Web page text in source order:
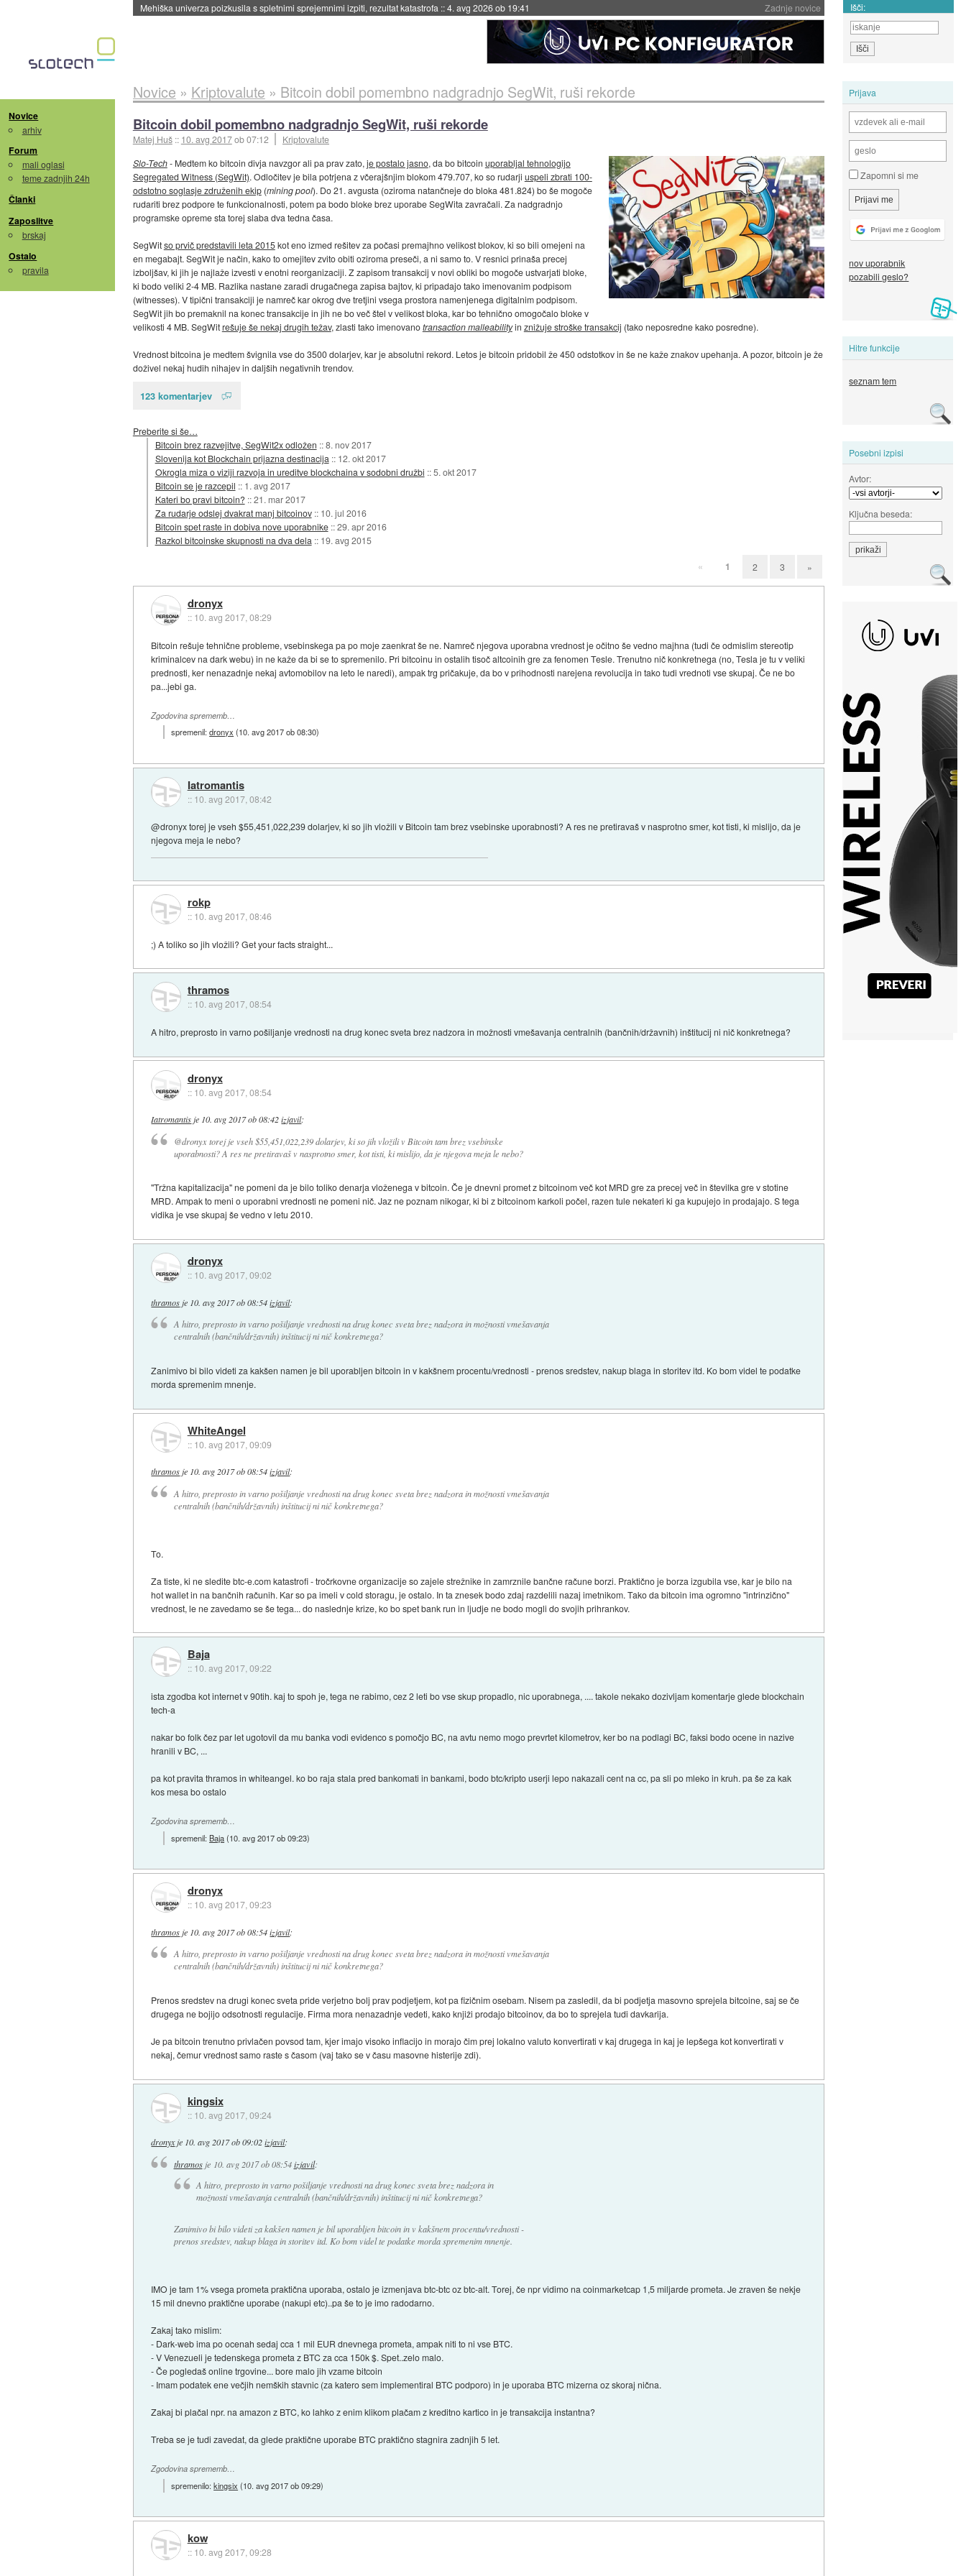
Zadnje novice
Evropska vesoljska agencija razvija svojo raketo za večkratno uporabo::4. avg 2026 ob 19:41 Išči:
Novice
arhiv
Forum
mali oglasi
teme zadnjih 24h
Članki
Zaposlitve
brskaj
Ostalo
pravila
Prijava
Zapomni si me
nov uporabnik
pozabili geslo?
Hitre funkcije
seznam tem
Posebni izpisi
Avtor:
Ključna beseda:
Novice » Kriptovalute » Bitcoin dobil pomembno nadgradnjo SegWit, ruši rekorde
Bitcoin dobil pomembno nadgradnjo SegWit, ruši rekorde
Matej Huš :: 10. avg 2017ob 07:12
Kriptovalute
Slo-Tech- Medtem ko bitcoin divja navzgor ali pa prav zato, je postalo jasno, da bo bitcoin uporabljal tehnologijo
Segregated Witness (SegWit). Odločitev je bila potrjena z včerajšnjim blokom 479.707, ko so rudarji uspeli zbrati 100-
odstotno soglasje združenih ekip(mining pool). Do 21. avgusta (oziroma natančneje do bloka 481.824) bo še mogoče
rudariti brez podpore te funkcionalnosti, potem pa bodo bloke brez uporabe SegWita zavračali. Za nadgradnjo
programske opreme sta torej slaba dva tedna časa.
SegWitso prvič predstavili leta 2015kot eno izmed rešitev za počasi premajhno velikost blokov, ki so bili omejeni na
en megabajt. SegWit je način, kako to omejitev zvito obiti oziroma preseči, a ni samo to. V resnici prinaša precej
izboljšav, ki jih je najlaže izvesti v enotni reorganizaciji. Z zapisom transakcij v novi obliki bo mogoče ustvarjati bloke,
ki bodo veliki 2-4 MB. Razlika nastane zaradi drugačnega zapisa bajtov, ki pripadajo tako imenovanim podpisom
(witnesses). V tipični transakciji je namreč kar okrog dve tretjini vsega prostora namenjenega digitalnim podpisom.
SegWit jih bo premaknil na konec transakcije in jih ne bo več štel v velikost bloka, kar bo tehnično omogočalo bloke v
velikosti 4 MB. SegWitrešuje še nekaj drugih težav, zlasti tako imenovanotransaction malleabilityin znižuje stroške transakcij (tako neposredne kako posredne).
Vrednost bitcoina je medtem švignila vse do 3500 dolarjev, kar je absolutni rekord. Letos je bitcoin pridobil že 450 odstotkov in še ne kaže znakov upehanja. A pozor, bitcoin je že
doživel nekaj hudih nihajev in daljših negativnih trendov.
123 komentarjev
Preberite si še…
Bitcoin brez razvejitve, SegWit2x odložen ::8. nov 2017
Slovenija kot Blockchain prijazna destinacija :: 12. okt 2017
Okrogla miza o viziji razvoja in ureditve blockchaina v sodobni družbi ::5. okt 2017
Bitcoin se je razcepil :: 1. avg 2017
Kateri bo pravi bitcoin? ::21. mar 2017
Za rudarje odslej dvakrat manj bitcoinov :: 10. jul 2016
Bitcoin spet raste in dobiva nove uporabnike ::29. apr 2016
Razkol bitcoinske skupnosti na dva dela :: 19. avg 2015
« 1 2 3 »
dronyx
:: 10. avg 2017, 08:29
Bitcoin rešuje tehnične probleme, vsebinskega pa po moje zaenkrat še ne. Namreč njegova uporabna vrednost je očitno še vedno majhna (tudi če odmislim stereotip
kriminalcev na dark webu) in ne kaže da bi se to spremenilo. Pri bitcoinu in ostalih tisoč altcoinih gre za fenomen Tesle. Trenutno nič konkretnega (no, Tesla je tu v veliki
prednosti, ker nenazadnje nekaj avtomobilov na leto le naredi), ampak trg pričakuje, da bo v prihodnosti narejena revolucija in tako tudi vrednoti vse skupaj. Če ne bo
pa...jebi ga.
Zgodovina sprememb…
spremenil:dronyx (10. avg 2017 ob 08:30)
Iatromantis
:: 10. avg 2017, 08:42
@dronyx torej je vseh $55,451,022,239 dolarjev, ki so jih vložili v Bitcoin tam brez vsebinske uporabnosti? A res ne pretiravaš v nasprotno smer, kot tisti, ki mislijo, da je
njegova meja le nebo?
rokp
:: 10. avg 2017, 08:46
;) A toliko so jih vložili? Get your facts straight...
thramos
:: 10. avg 2017, 08:54
A hitro, preprosto in varno pošiljanje vrednosti na drug konec sveta brez nadzora in možnosti vmešavanja centralnih (bančnih/državnih) inštitucij ni nič konkretnega?
dronyx
:: 10. avg 2017, 08:54
Iatromantisje 10. avg 2017 ob 08:42 izjavil:
@dronyx torej je vseh $55,451,022,239 dolarjev, ki so jih vložili v Bitcoin tam brez vsebinske
uporabnosti? A res ne pretiravaš v nasprotno smer, kot tisti, ki mislijo, da je njegova meja le nebo?
"Tržna kapitalizacija" ne pomeni da je bilo toliko denarja vloženega v bitcoin. Če je dnevni promet z bitcoinom več kot MRD gre za precej več in številka gre v stotine
MRD. Ampak to meni o uporabni vrednosti ne pomeni nič. Jaz ne poznam nikogar, ki bi z bitcoinom karkoli počel, razen tule nekateri ki ga kupujejo in prodajajo. S tega
vidika je vse skupaj še vedno v letu 2010.
dronyx
:: 10. avg 2017, 09:02
thramos je 10. avg 2017 ob 08:54 izjavil:
A hitro, preprosto in varno pošiljanje vrednosti na drug konec sveta brez nadzora in možnosti vmešavanja
centralnih (bančnih/državnih) inštitucij ni nič konkretnega?
Zanimivo bi bilo videti za kakšen namen je bil uporabljen bitcoin in v kakšnem procentu/vrednosti - prenos sredstev, nakup blaga in storitev itd. Ko bom videl te podatke
morda spremenim mnenje.
WhiteAngel
:: 10. avg 2017, 09:09
thramosje 10. avg 2017 ob 08:54 izjavil:
A hitro, preprosto in varno pošiljanje vrednosti na drug konec sveta brez nadzora in možnosti vmešavanja
centralnih (bančnih/državnih) inštitucij ni nič konkretnega?
To.
Za tiste, ki ne sledite btc-e.com katastrofi - tročrkovne organizacije so zajele strežnike in zamrznile bančne račune borzi. Praktično je borza izgubila vse, kar je bilo na
hot wallet in na bančnih računih. Kar so pa imeli v cold storagu, je ostalo. In ta znesek bodo zdaj razdelili nazaj imetnikom. Tako da bitcoin ima ogromno "intrinzično"
vrednost, le ne zavedamo se še tega... do naslednje krize, ko bo spet bank run in ljudje ne bodo mogli do svojih prihrankov.
Baja
:: 10. avg 2017, 09:22
ista zgodba kot internet v 90tih. kaj to spoh je, tega ne rabimo, cez 2 leti bo vse skup propadlo, nic uporabnega, .... takole nekako dozivljam komentarje glede blockchain
tech-a
nakar bo folk čez par let ugotovil da mu banka vodi evidenco s pomočjo BC, na avtu nemo mogo prevrtet kilometrov, ker bo na podlagi BC, faksi bodo ocene in nazive
hranili v BC, ...
pa kot pravita thramos in whiteangel. ko bo raja stala pred bankomati in bankami, bodo btc/kripto userji lepo nakazali cent na cc, pa sli po mleko in kruh. pa še za kak
kos mesa bo ostalo
Zgodovina sprememb…
spremenil:Baja(10. avg 2017 ob 09:23)
dronyx
:: 10. avg 2017, 09:23
thramos je 10. avg 2017 ob 08:54 izjavil:
A hitro, preprosto in varno pošiljanje vrednosti na drug konec sveta brez nadzora in možnosti vmešavanja
centralnih (bančnih/državnih) inštitucij ni nič konkretnega?
Prenos sredstev na drugi konec sveta pride verjetno bolj prav podjetjem, kot pa fizičnim osebam. Nisem pa zasledil, da bi podjetja masovno sprejela bitcoine, saj se če
drugega ne bojijo odsotnosti regulacije. Firma mora nenazadnje vedeti, kako knjiži prodajo bitcoinov, da bo to sprejela tudi davkarija.
Je pa bitcoin trenutno privlačen povsod tam, kjer imajo visoko inflacijo in morajo čim prej lokalno valuto konvertirati v kaj drugega in kaj je lepšega kot konvertirati v
nekaj, čemur vrednost samo raste s časom (vaj tako se v času masovne histerije zdi).
kingsix
:: 10. avg 2017, 09:24
dronyxje 10. avg 2017 ob 09:02 izjavil:
thramosje 10. avg 2017 ob 08:54 izjavil:
A hitro, preprosto in varno pošiljanje vrednosti na drug konec sveta brez nadzora in
možnosti vmešavanja centralnih (bančnih/državnih) inštitucij ni nič konkretnega?
Zanimivo bi bilo videti za kakšen namen je bil uporabljen bitcoin in v kakšnem procentu/vrednosti -
prenos sredstev, nakup blaga in storitev itd. Ko bom videl te podatke morda spremenim mnenje.
IMO je tam 1% vsega prometa praktična uporaba, ostalo je izmenjava btc-btc oz btc-alt. Torej, če npr vidimo na coinmarketcap 1,5 miljarde prometa. Je zraven še nekje
15 mil dnevno praktične uporabe (nakupi etc)..pa še to je imo radodarno.
Zakaj tako mislim:
- Dark-web ima po ocenah sedaj cca 1 mil EUR dnevnega prometa, ampak niti to ni vse BTC.
- V Venezueli je tedenskega prometa z BTC za cca 150k $. Spet..zelo malo.
- Če pogledaš online trgovine... bore malo jih vzame bitcoin
- Imam podatek ene večjih nemških stavnic (za katero sem implementiral BTC podporo) in je uporaba BTC mizerna oz skoraj nična.
Zakaj bi plačal npr. na amazon z BTC, ko lahko z enim klikom plačam z kreditno kartico in je transakcija instantna?
Treba se je tudi zavedat, da glede praktične uporabe BTC praktično stagnira zadnjih 5 let.
Zgodovina sprememb…
spremenilo:kingsix (10. avg 2017 ob 09:29)
kow
:: 10. avg 2017, 09:28